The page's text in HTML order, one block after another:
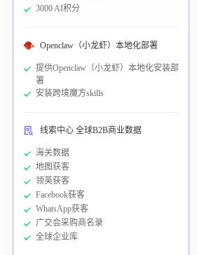
3000 AI积分
Openclaw（小龙虾）本地化部署
提供Openclaw（小龙虾）本地化安装部
署
安装跨境魔方skills
线索中心 全球B2B商业数据
海关数据
地图获客
领英获客
Facebook获客
WhatsApp获客
广交会采购商名录
全球企业库